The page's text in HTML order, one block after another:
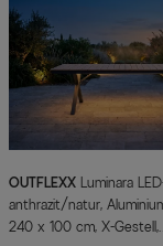
OUTFLEXX
anthrazit/natur,
240 x 100 cm, X-Gestell,